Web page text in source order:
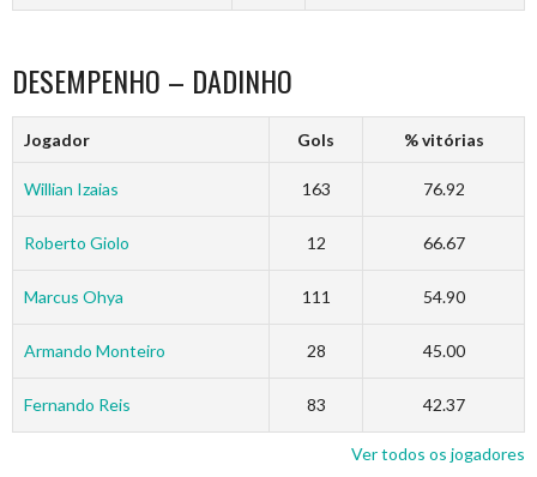
DESEMPENHO – DADINHO
Jogador Gols % vitórias
Willian Izaias 163 76.92
Roberto Giolo 12 66.67
Marcus Ohya 111 54.90
Armando Monteiro 28 45.00
Fernando Reis 83 42.37
Ver todos os jogadores